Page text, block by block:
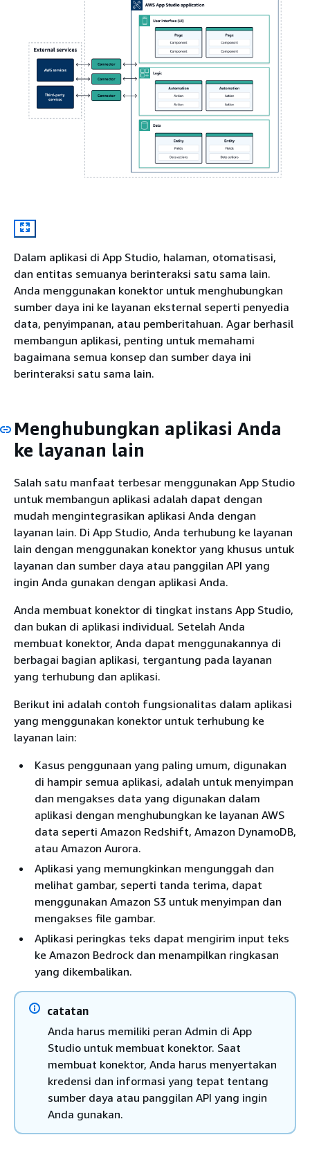
Dalam aplikasi di App Studio, halaman, otomatisasi,
dan entitas semuanya berinteraksi satu sama lain.
Anda menggunakan konektor untuk menghubungkan
sumber daya ini ke layanan eksternal seperti penyedia
data, penyimpanan, atau pemberitahuan. Agar berhasil
membangun aplikasi, penting untuk memahami
bagaimana semua konsep dan sumber daya ini
berinteraksi satu sama lain.
Menghubungkan aplikasi Anda
ke layanan lain
Salah satu manfaat terbesar menggunakan App Studio
untuk membangun aplikasi adalah dapat dengan
mudah mengintegrasikan aplikasi Anda dengan
layanan lain. Di App Studio, Anda terhubung ke layanan
lain dengan menggunakan konektor yang khusus untuk
layanan dan sumber daya atau panggilan API yang
ingin Anda gunakan dengan aplikasi Anda.
Anda membuat konektor di tingkat instans App Studio,
dan bukan di aplikasi individual. Setelah Anda
membuat konektor, Anda dapat menggunakannya di
berbagai bagian aplikasi, tergantung pada layanan
yang terhubung dan aplikasi.
Berikut ini adalah contoh fungsionalitas dalam aplikasi
yang menggunakan konektor untuk terhubung ke
layanan lain:
Kasus penggunaan yang paling umum, digunakan
di hampir semua aplikasi, adalah untuk menyimpan
dan mengakses data yang digunakan dalam
aplikasi dengan menghubungkan ke layanan AWS
data seperti Amazon Redshift, Amazon DynamoDB,
atau Amazon Aurora.
Aplikasi yang memungkinkan mengunggah dan
melihat gambar, seperti tanda terima, dapat
menggunakan Amazon S3 untuk menyimpan dan
mengakses file gambar.
Aplikasi peringkas teks dapat mengirim input teks
ke Amazon Bedrock dan menampilkan ringkasan
yang dikembalikan.
catatan
Anda harus memiliki peran Admin di App
Studio untuk membuat konektor. Saat
membuat konektor, Anda harus menyertakan
kredensi dan informasi yang tepat tentang
sumber daya atau panggilan API yang ingin
Anda gunakan.